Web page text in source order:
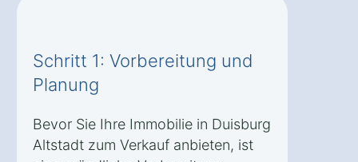
Schritt 1: Vorbereitung und
Planung
Bevor Sie Ihre Immobilie in Duisburg
Altstadt zum Verkauf anbieten, ist